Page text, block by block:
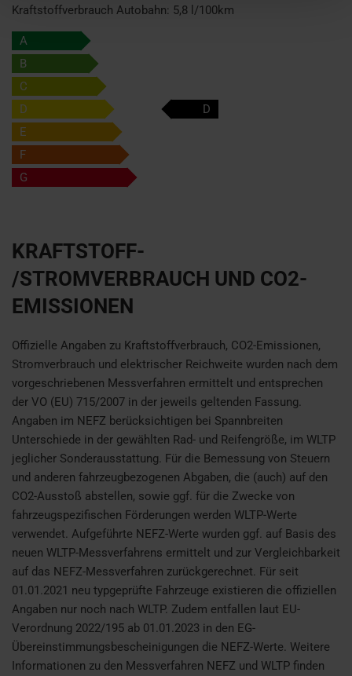
Kraftstoffverbrauch Autobahn: 5,8 l/100km
A
B
C
D
D
E
F
G
KRAFTSTOFF-
/STROMVERBRAUCH UND CO2-
EMISSIONEN
Offizielle Angaben zu Kraftstoffverbrauch, CO2-Emissionen,
Stromverbrauch und elektrischer Reichweite wurden nach dem
vorgeschriebenen Messverfahren ermittelt und entsprechen
der VO (EU) 715/2007 in der jeweils geltenden Fassung.
Angaben im NEFZ berücksichtigen bei Spannbreiten
Unterschiede in der gewählten Rad- und Reifengröße, im WLTP
jeglicher Sonderausstattung. Für die Bemessung von Steuern
und anderen fahrzeugbezogenen Abgaben, die (auch) auf den
CO2-Ausstoß abstellen, sowie ggf. für die Zwecke von
fahrzeugspezifischen Förderungen werden WLTP-Werte
verwendet. Aufgeführte NEFZ-Werte wurden ggf. auf Basis des
neuen WLTP-Messverfahrens ermittelt und zur Vergleichbarkeit
auf das NEFZ-Messverfahren zurückgerechnet. Für seit
01.01.2021 neu typgeprüfte Fahrzeuge existieren die offiziellen
Angaben nur noch nach WLTP. Zudem entfallen laut EU-
Verordnung 2022/195 ab 01.01.2023 in den EG-
Übereinstimmungsbescheinigungen die NEFZ-Werte. Weitere
Informationen zu den Messverfahren NEFZ und WLTP finden